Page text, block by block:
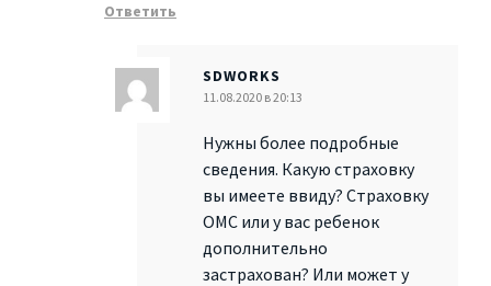
Ответить
SDWORKS
11.08.2020 в 20:13
Нужны более подробные
сведения. Какую страховку
вы имеете ввиду? Страховку
ОМС или у вас ребенок
дополнительно
застрахован? Или может у